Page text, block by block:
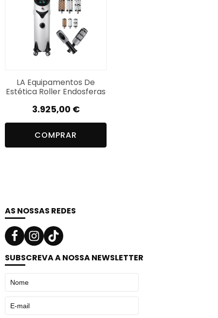
LA Equipamentos De
Estética Roller Endosferas
3.925,00 €
COMPRAR
AS NOSSAS REDES
SUBSCREVA A NOSSA NEWSLETTER